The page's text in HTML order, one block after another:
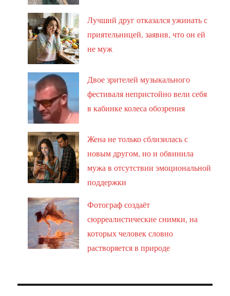
Лучший друг отказался ужинать с
приятельницей, заявив, что он ей
не муж
Двое зрителей музыкального
фестиваля непристойно вели себя
в кабинке колеса обозрения
Жена не только сблизилась с
новым другом, но и обвинила
мужа в отсутствии эмоциональной
поддержки
Фотограф создаёт
сюрреалистические снимки, на
которых человек словно
растворяется в природе